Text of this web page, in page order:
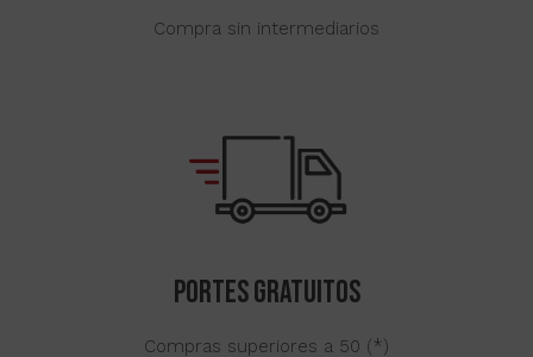
Compra sin intermediarios
Portes gratuitos
Compras superiores a 50 (*)